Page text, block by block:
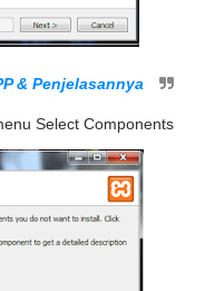
& Penjelasannya
Select Components